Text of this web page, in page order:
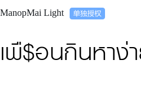
ManopMai Light
เพื$อนกินหาง่